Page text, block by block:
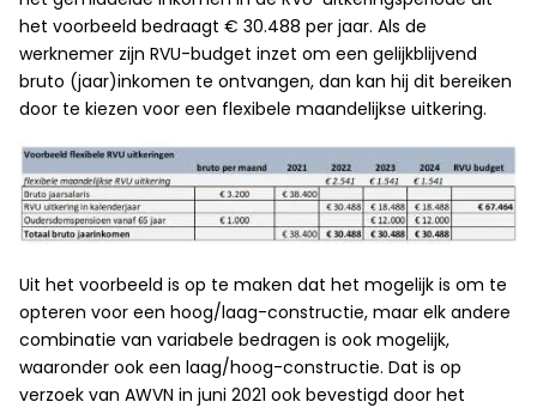
het voorbeeld bedraagt € 30.488 per jaar. Als de
werknemer zijn RVU-budget inzet om een gelijkblijvend
bruto (jaar)inkomen te ontvangen, dan kan hij dit bereiken
door te kiezen voor een flexibele maandelijkse uitkering.
Uit het voorbeeld is op te maken dat het mogelijk is om te
opteren voor een hoog/laag-constructie, maar elk andere
combinatie van variabele bedragen is ook mogelijk,
waaronder ook een laag/hoog-constructie. Dat is op
verzoek van AWVN in juni 2021 ook bevestigd door het